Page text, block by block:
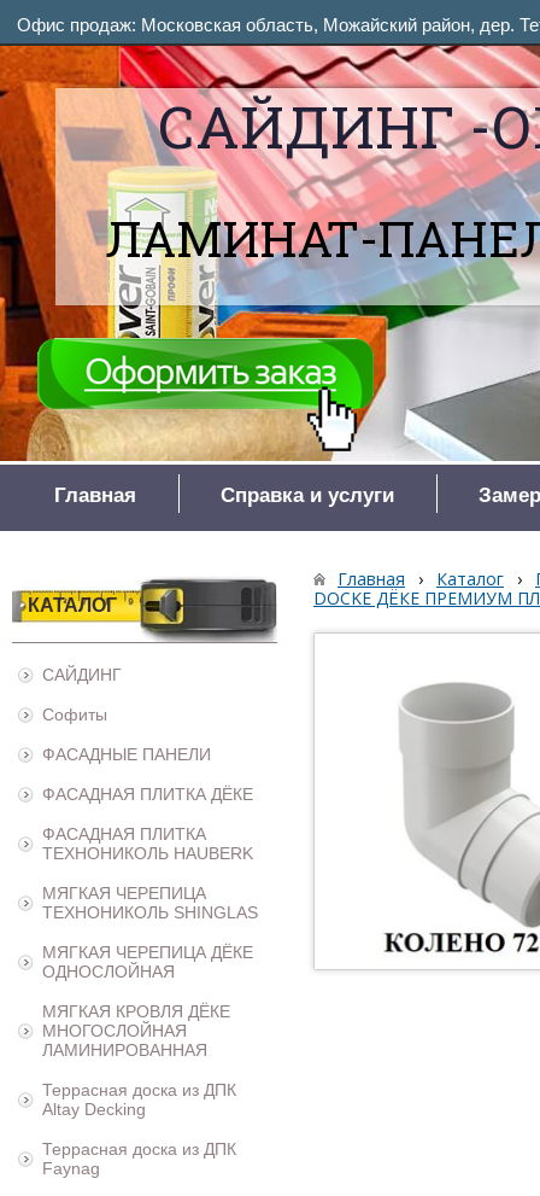
САЙДИНГ -
ЛАМИНАТ-
Офис продаж: Московская область, Можайский район, дер.
Главная Справка и услуги
КАТАЛОГ
САЙДИНГ
Софиты
ФАСАДНЫЕ ПАНЕЛИ
ФАСАДНАЯ ПЛИТКА ДЁКЕ
ФАСАДНАЯ ПЛИТКА
ТЕХНОНИКОЛЬ HAUBERK
МЯГКАЯ ЧЕРЕПИЦА
ТЕХНОНИКОЛЬ SHINGLAS
МЯГКАЯ ЧЕРЕПИЦА ДЁКЕ
ОДНОСЛОЙНАЯ
МЯГКАЯ КРОВЛЯ ДЁКЕ
МНОГОСЛОЙНАЯ
ЛАМИНИРОВАННАЯ
Террасная доска из ДПК
Altay Decking
Террасная доска из ДПК
Faynag
Главная › Каталог ›
DOCKE ДЁКЕ ПРЕМИУМ